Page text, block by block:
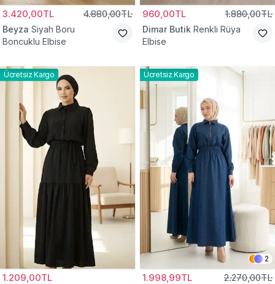
3.420,00TL 4.880,00TL
Beyza Siyah Boru
Boncuklu Elbise
960,00TL 1.880,00TL
Dimar Butik Renkli Rüya
Elbise
Ücretsiz Kargo
1.209,00TL
Ücretsiz Kargo
2
1.998,99TL 2.270,00TL